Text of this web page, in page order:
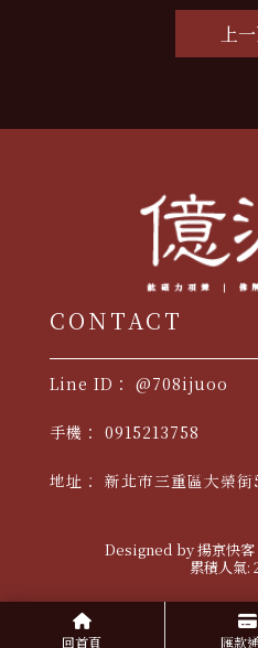
上
回首頁 匯款
@708ijuoo
0915213758
新北市三重區大榮街
佛牌 台北佛牌 三重佛牌 佛
三重佛牌
Designed by揚京快客
累積人氣: